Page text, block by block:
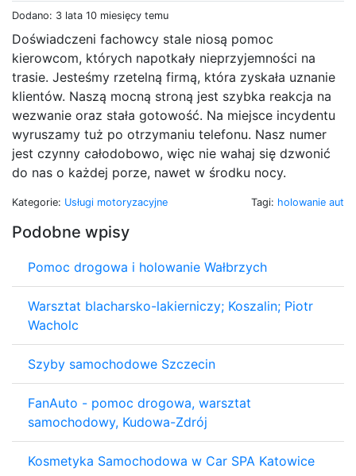
Dodano: 3 lata 10 miesięcy temu
Doświadczeni fachowcy stale niosą pomoc
kierowcom, których napotkały nieprzyjemności na
trasie. Jesteśmy rzetelną firmą, która zyskała uznanie
klientów. Naszą mocną stroną jest szybka reakcja na
wezwanie oraz stała gotowość. Na miejsce incydentu
wyruszamy tuż po otrzymaniu telefonu. Nasz numer
jest czynny całodobowo, więc nie wahaj się dzwonić
do nas o każdej porze, nawet w środku nocy.
Kategorie: Usługi motoryzacyjne Tagi: holowanie aut
Podobne wpisy
Pomoc drogowa i holowanie Wałbrzych
Warsztat blacharsko-lakierniczy; Koszalin; Piotr
Wacholc
Szyby samochodowe Szczecin
FanAuto - pomoc drogowa, warsztat
samochodowy, Kudowa-Zdrój
Kosmetyka Samochodowa w Car SPA Katowice